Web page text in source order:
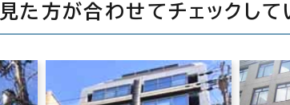
た方が合わせてチェックして